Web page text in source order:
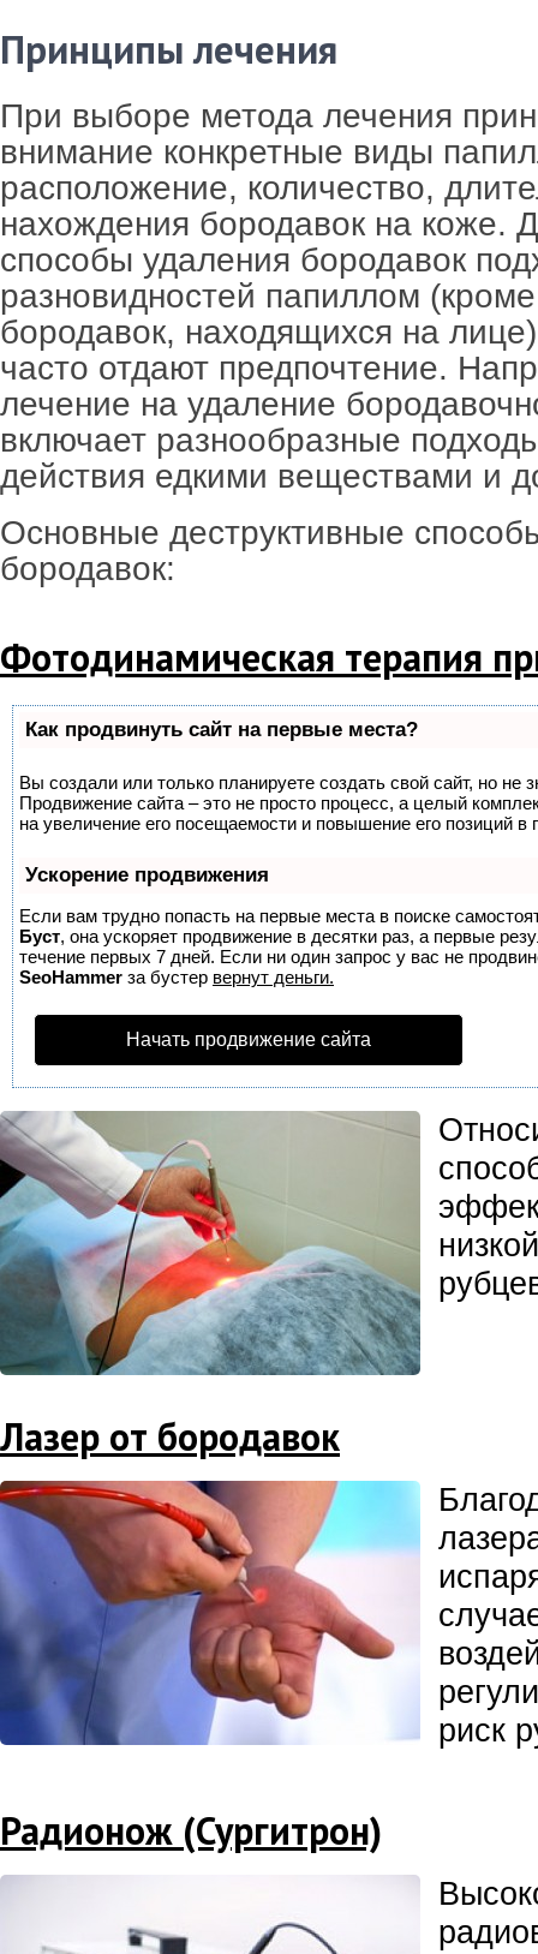
Принципы лечения
При выборе метода лечения
внимание конкретные виды
расположение, количество,
нахождения бородавок на коже.
способы удаления бородавок
разновидностей папиллом
бородавок, находящихся на
часто отдают предпочтение.
лечение на удаление
включает разнообразные
действия едкими веществами и
Основные деструктивные
бородавок:
Фотодинамическая терапия
Как продвинуть сайт на первые места?
Вы создали или только планируете создать свой сайт, но не
Продвижение сайта – это не просто процесс, а целый
на увеличение его посещаемости и повышение его позиций в
Ускорение продвижения
Если вам трудно попасть на первые места в поиске
Буст, она ускоряет продвижение в десятки раз, а первые
течение первых 7 дней. Если ни один запрос у вас не
SeoHammer за бустер вернут деньги.
Начать продвижение сайта
Лазер от бородавок
риск
Радионож (Сургитрон)